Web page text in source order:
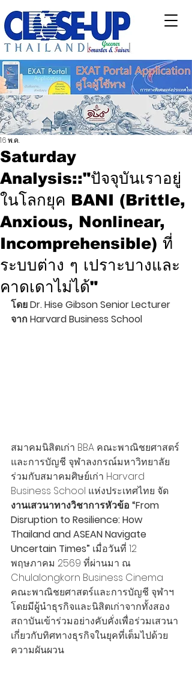
Saturday
Analysis::"ปัจจุบันเราอยู่
ในโลกยุค BANI (Brittle,
Anxious, Nonlinear,
Incomprehensible) ที่
ระบบต่าง ๆ เปราะบางและ
คาดเดาไม่ได้"
16 พ.ค.
โดย Dr. Hise Gibson Senior Lecturer
จาก Harvard Business School
สมาคมนิสิตเก่า BBA คณะพาณิชยศาสตร์
และการบัญชี จุฬาลงกรณ์มหาวิทยาลัย
ร่วมกับสมาคมศิษย์เก่า Harvard
Business School แห่งประเทศไทย จัด
งานเสวนาทางวิชาการหัวข้อ “From
Disruption to Resilience: How
Thailand and ASEAN Navigate
Uncertain Times” เมื่อวันที่ 12
พฤษภาคม 2569 ที่ผ่านมา ณ
Chulalongkorn Business Cinema
คณะพาณิชยศาสตร์และการบัญชี จุฬาฯ
โดยมีผู้นำธุรกิจและนิสิตเก่าจากทั้งสอง
สถาบันเข้าร่วมอย่างคับคั่งเพื่อร่วมเสวนา
เกี่ยวกับทิศทางธุรกิจในยุคที่เต็มไปด้วย
ความผันผวน